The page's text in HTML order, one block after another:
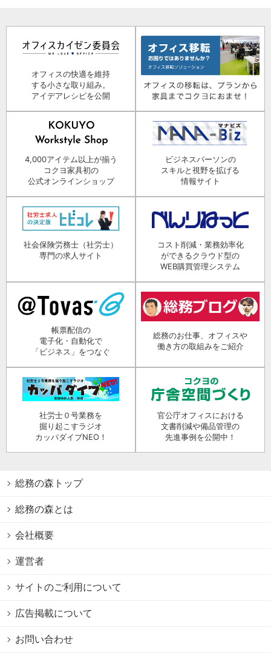
オフィスの快適を維持
する小さな取り組み。
アイデアレシピを公開
4,000アイテム以上が揃う
コクヨ家具初の
公式オンラインショップ
ビジネスパーソンの
スキルと視野を拡げる
情報サイト
社会保険労務士（社労士）
専門の求人サイト
コスト削減・業務効率化
ができるクラウド型の
WEB購買管理システム
帳票配信の
電子化・自動化で
「ビジネス」をつなぐ
総務のお仕事、オフィスや
働き方の取組みをご紹介
社労士０号業務を
掘り起こすラジオ
カッパダイブNEO！
官公庁オフィスにおける
文書削減や備品管理の
先進事例を公開中！
総務の森トップ
総務の森とは
会社概要
運営者
サイトのご利用について
広告掲載について
お問い合わせ